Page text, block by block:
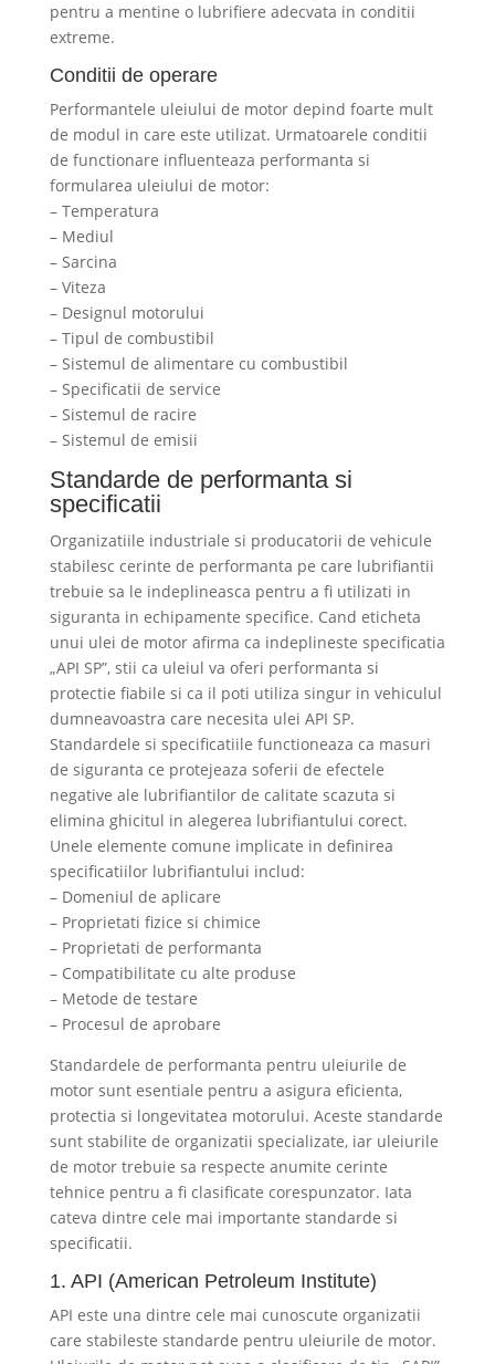
pentru a mentine o lubrifiere adecvata in conditii
extreme.
Conditii de operare
Performantele uleiului de motor depind foarte mult
de modul in care este utilizat. Urmatoarele conditii
de functionare influenteaza performanta si
formularea uleiului de motor:
– Temperatura
– Mediul
– Sarcina
– Viteza
– Designul motorului
– Tipul de combustibil
– Sistemul de alimentare cu combustibil
– Specificatii de service
– Sistemul de racire
– Sistemul de emisii
Standarde de performanta si
specificatii
Organizatiile industriale si producatorii de vehicule
stabilesc cerinte de performanta pe care lubrifiantii
trebuie sa le indeplineasca pentru a fi utilizati in
siguranta in echipamente specifice. Cand eticheta
unui ulei de motor afirma ca indeplineste specificatia
„API SP”, stii ca uleiul va oferi performanta si
protectie fiabile si ca il poti utiliza singur in vehiculul
dumneavoastra care necesita ulei API SP.
Standardele si specificatiile functioneaza ca masuri
de siguranta ce protejeaza soferii de efectele
negative ale lubrifiantilor de calitate scazuta si
elimina ghicitul in alegerea lubrifiantului corect.
Unele elemente comune implicate in definirea
specificatiilor lubrifiantului includ:
– Domeniul de aplicare
– Proprietati fizice si chimice
– Proprietati de performanta
– Compatibilitate cu alte produse
– Metode de testare
– Procesul de aprobare
Standardele de performanta pentru uleiurile de
motor sunt esentiale pentru a asigura eficienta,
protectia si longevitatea motorului. Aceste standarde
sunt stabilite de organizatii specializate, iar uleiurile
de motor trebuie sa respecte anumite cerinte
tehnice pentru a fi clasificate corespunzator. Iata
cateva dintre cele mai importante standarde si
specificatii.
1. API (American Petroleum Institute)
API este una dintre cele mai cunoscute organizatii
care stabileste standarde pentru uleiurile de motor.